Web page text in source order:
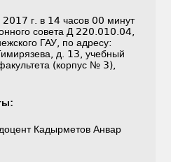
г. в 14 часов 00 минут
совета Д 220.010.04,
ГАУ, по адресу:
д. 13, учебный
(корпус № 3),
Кадырметов Анвар